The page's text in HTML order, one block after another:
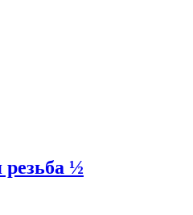
резьба ½